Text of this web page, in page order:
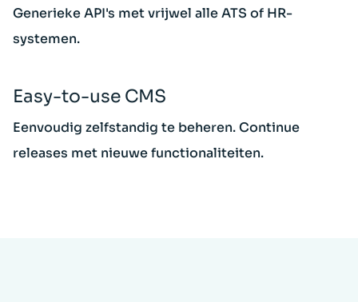
Generieke API's met vrijwel alle ATS of HR-
systemen.
Easy-to-use CMS
Eenvoudig zelfstandig te beheren. Continue
releases met nieuwe functionaliteiten.